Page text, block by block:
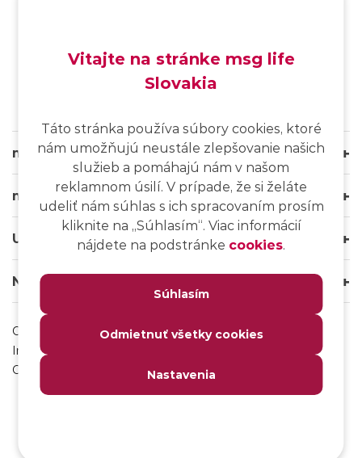
/EN /DE
msg life Slovakia
msg life Group
Užitočné odkazy
Naše weby
Ochrana osobných údajov
Impressum
Odhlásenie sa z msg IT komunity
Vitajte na stránke msg life
Slovakia
Táto stránka používa súbory cookies, ktoré
nám umožňujú neustále zlepšovanie našich
služieb a pomáhajú nám v našom
reklamnom úsilí. V prípade, že si želáte
udeliť nám súhlas s ich spracovaním prosím
kliknite na ,,Súhlasím“. Viac informácií
nájdete na podstránke cookies.
Súhlasím
Odmietnuť všetky cookies
Nastavenia